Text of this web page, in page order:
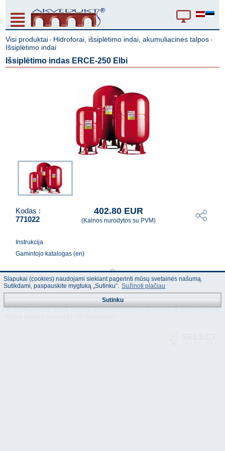
Visi produktai - Hidroforai, išsiplėtimo indai, akumuliacinės talpos -
Išsiplėtimo indai
Išsiplėtimo indas ERCE-250 Elbi
Kodas :
771022
402.80 EUR
(Kainos nurodytos su PVM)
Instrukcija
Gamintojo katalogas (en)
© "AS Akvedukts" 2026. Dalinai ar pilnai naudojant duomenis iš šios svetainės
Slapukai (cookies) naudojami siekiant pagerinti mūsų svetainės našumą.
Sutikdami, paspauskite mygtuką „Sutinku“. Sužinoti plačiau
Sutinku